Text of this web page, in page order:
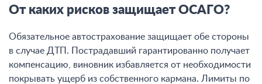
От каких рисков защищает ОСАГО?
Обязательное автострахование защищает обе стороны
в случае ДТП. Пострадавший гарантированно получает
компенсацию, виновник избавляется от необходимости
покрывать ущерб из собственного кармана. Лимиты по